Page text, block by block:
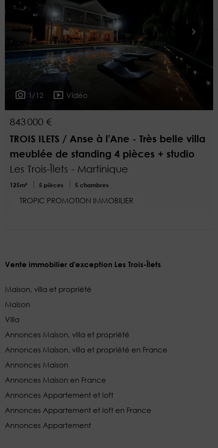
Plus de critères
1/12 Vidéo
843 000 €
TROIS ILETS / Anse à l'Ane - Très belle villa
meublée de standing 4 pièces + studio
Les Trois-Îlets - Martinique
125m² 5 pièces 5 chambres
TROPIC PROMOTION IMMOBILIER
Vente immobilier d'exception Les Trois-Îlets
Maison, villa et propriété
Maison
Villa
Annonces Maison, villa et propriété
Annonces Maison, villa et propriété en France
Annonces Maison
Annonces Maison en France
Annonces Appartement et loft
Annonces Appartement et loft en France
Annonces Appartement